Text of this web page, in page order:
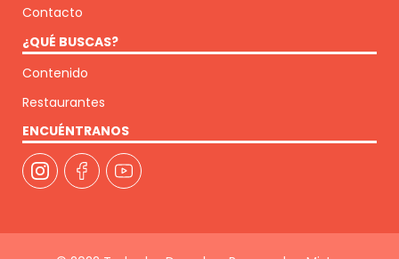
Contacto
¿QUÉ BUSCAS?
Contenido
Restaurantes
ENCUÉNTRANOS